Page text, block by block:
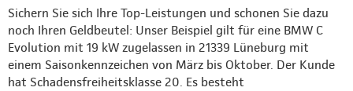
Sichern Sie sich Ihre Top-Leistungen und schonen Sie dazu
noch Ihren Geldbeutel: Unser Beispiel gilt für eine BMW C
Evolution mit 19 kW zugelassen in 21339 Lüneburg mit
einem Saisonkennzeichen von März bis Oktober. Der Kunde
hat Schadensfreiheitsklasse 20. Es besteht